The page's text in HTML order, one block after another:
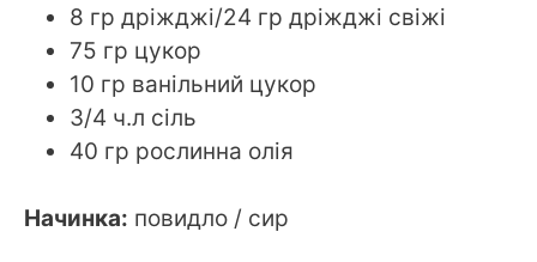
8 гр дріжджі/24 гр дріжджі свіжі
75 гр цукор
10 гр ванільний цукор
3/4 ч.л сіль
40 гр рослинна олія
Начинка: повидло / сир